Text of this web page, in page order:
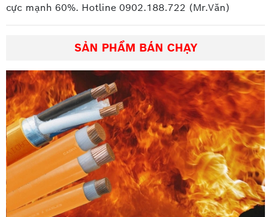
cực mạnh 60%. Hotline 0902.188.722 (Mr.Văn)
SẢN PHẨM BÁN CHẠY